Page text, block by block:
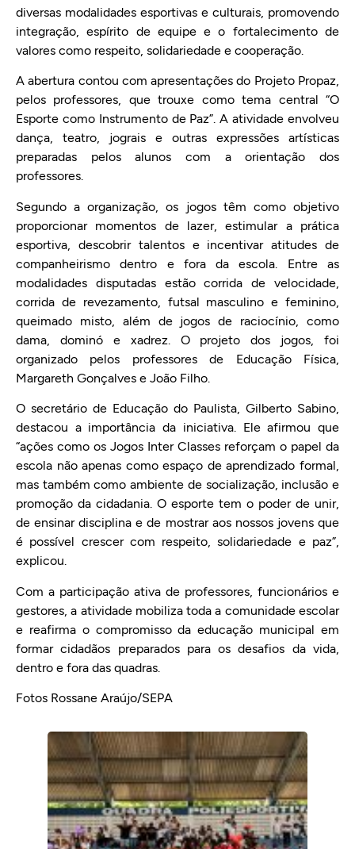
diversas modalidades esportivas e culturais, promovendo
integração, espírito de equipe e o fortalecimento de
valores como respeito, solidariedade e cooperação.
A abertura contou com apresentações do Projeto Propaz,
pelos professores, que trouxe como tema central “O
Esporte como Instrumento de Paz”. A atividade envolveu
dança, teatro, jograis e outras expressões artísticas
preparadas pelos alunos com a orientação dos
professores.
Segundo a organização, os jogos têm como objetivo
proporcionar momentos de lazer, estimular a prática
esportiva, descobrir talentos e incentivar atitudes de
companheirismo dentro e fora da escola. Entre as
modalidades disputadas estão corrida de velocidade,
corrida de revezamento, futsal masculino e feminino,
queimado misto, além de jogos de raciocínio, como
dama, dominó e xadrez. O projeto dos jogos, foi
organizado pelos professores de Educação Física,
Margareth Gonçalves e João Filho.
O secretário de Educação do Paulista, Gilberto Sabino,
destacou a importância da iniciativa. Ele afirmou que
“ações como os Jogos Inter Classes reforçam o papel da
escola não apenas como espaço de aprendizado formal,
mas também como ambiente de socialização, inclusão e
promoção da cidadania. O esporte tem o poder de unir,
de ensinar disciplina e de mostrar aos nossos jovens que
é possível crescer com respeito, solidariedade e paz”,
explicou.
Com a participação ativa de professores, funcionários e
gestores, a atividade mobiliza toda a comunidade escolar
e reafirma o compromisso da educação municipal em
formar cidadãos preparados para os desafios da vida,
dentro e fora das quadras.
Fotos Rossane Araújo/SEPA